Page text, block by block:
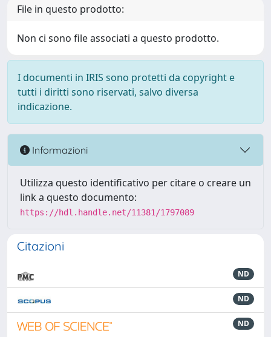
File in questo prodotto:
Non ci sono file associati a questo prodotto.
I documenti in IRIS sono protetti da copyright e
tutti i diritti sono riservati, salvo diversa
indicazione.
Informazioni
Utilizza questo identificativo per citare o creare un
link a questo documento:
https://hdl.handle.net/11381/1797089
Citazioni
ND
ND
ND